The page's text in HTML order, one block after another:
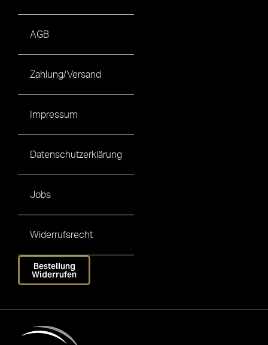
AGB
Zahlung/Versand
Impressum
Datenschutzerklärung
Jobs
Widerrufsrecht
Bestellung
Widerrufen